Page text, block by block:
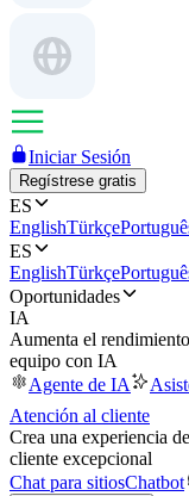
Iniciar Sesión
Regístrese gratis
ES
EnglishTürkçe
ES
EnglishTürkçe
Oportunidades
IA
Aumenta el
equipo con IA
Agente de IA
Atención al cliente
Crea una experiencia
cliente excepcional
Chat para sitiosChatbot